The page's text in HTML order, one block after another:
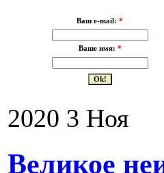
Ваш e-mail: *
Ваше имя: *
2020 3 Ноя
Великое